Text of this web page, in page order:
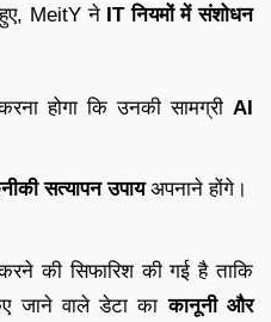
MeitY ने IT नियमों में संशोधन
होगा कि उनकी सामग्री AI
सत्यापन उपायअपनाने होंगे।
की सिफारिश की गई है ताकि
जाने वाले डेटा काकानूनी और